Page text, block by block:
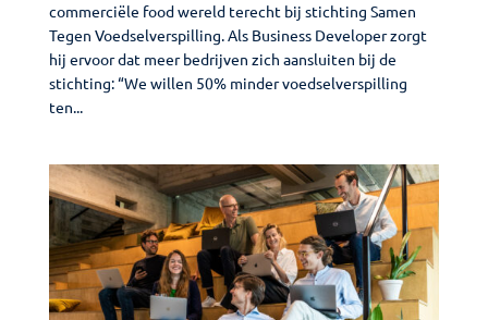
commerciële food wereld terecht bij stichting Samen
Tegen Voedselverspilling. Als Business Developer zorgt
hij ervoor dat meer bedrijven zich aansluiten bij de
stichting: “We willen 50% minder voedselverspilling
ten...